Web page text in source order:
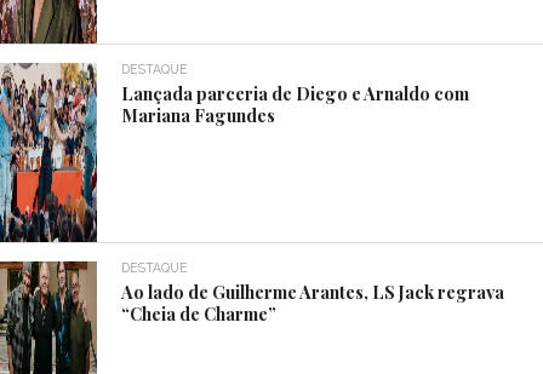
DESTAQUE
Lançada parceria de Diego e Arnaldo com
Mariana Fagundes
DESTAQUE
Ao lado de Guilherme Arantes, LS Jack regrava
“Cheia de Charme”